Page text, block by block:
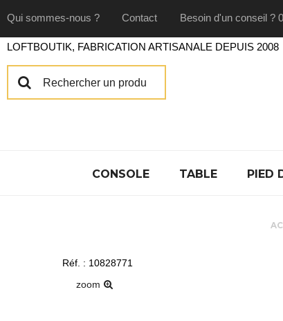
Qui sommes-nous ? Contact Besoin d'un conseil ?
CONSOLE TABLE PIED
Réf. : 10828771
zoom
LOFTBOUTIK, FABRICATION ARTISANALE DEPUIS 2008